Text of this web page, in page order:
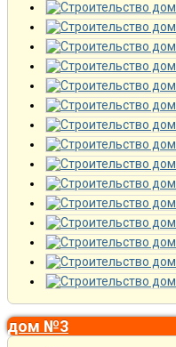
дом №3